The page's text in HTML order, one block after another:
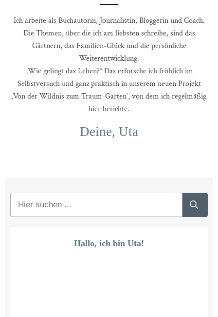
Ich arbeite als Buchautorin, Journalistin, Bloggerin und Coach.
Die Themen, über die ich am liebsten schreibe, sind das
Gärtnern, das Familien-Glück und die persönliche
Weiterentwicklung.
„Wie gelingt das Leben?“ Das erforsche ich fröhlich im
Selbstversuch und ganz praktisch in unserem neuen Projekt
‚Von der Wildnis zum Traum-Garten‘, von dem ich regelmäßig
hier berichte.
Deine, Uta
Hallo, ich bin Uta!